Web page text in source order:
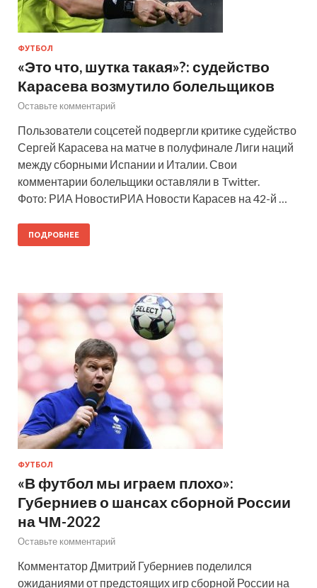
ФУТБОЛ
«Это что, шутка такая»?: судейство
Карасева возмутило болельщиков
Оставьте комментарий
Пользователи соцсетей подвергли критике судейство
Сергей Карасева на матче в полуфинале Лиги наций
между сборными Испании и Италии. Свои
комментарии болельщики оставляли в Twitter.
Фото: РИА НовостиРИА Новости Карасев на 42-й …
ПОДРОБНЕЕ
ФУТБОЛ
«В футбол мы играем плохо»:
Губерниев о шансах сборной России
на ЧМ-2022
Оставьте комментарий
Комментатор Дмитрий Губерниев поделился
ожиданиями от предстоящих игр сборной России на